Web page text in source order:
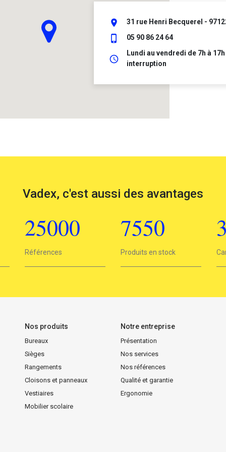
place 31 rue Henri Becquerel -
phone_iphone 05 90 86 24 64
schedule
Lundi au vendredi de 7h à
interruption
Vadex, c'est aussi des avantages
25000
25000
Références
7550
7550
Produits en stock
3
3
Nos produits
Bureaux
Sièges
Rangements
Cloisons et panneaux
Vestiaires
Mobilier scolaire
Notre entreprise
Présentation
Nos services
Nos références
Qualité et garantie
Ergonomie